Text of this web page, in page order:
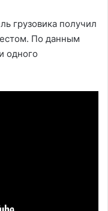
грузовика получил
По данным
одного